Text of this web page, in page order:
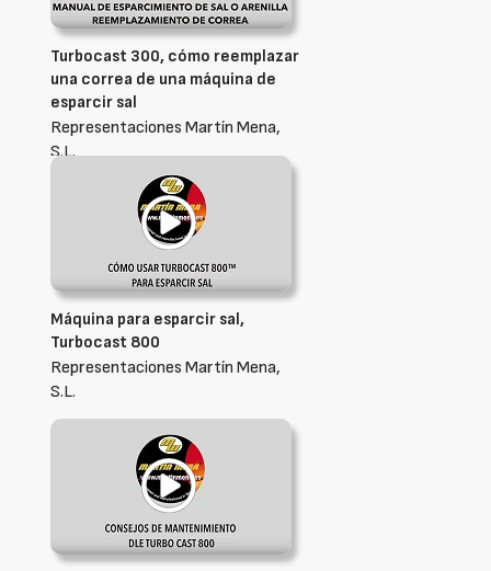
Turbocast 300, cómo reemplazar
una correa de una máquina de
esparcir sal
Representaciones Martín Mena,
S.L.
Máquina para esparcir sal,
Turbocast 800
Representaciones Martín Mena,
S.L.